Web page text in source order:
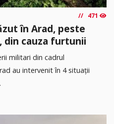
471
în Arad, peste
din cauza furtunii
militari din cadrul
au intervenit în 4 situații